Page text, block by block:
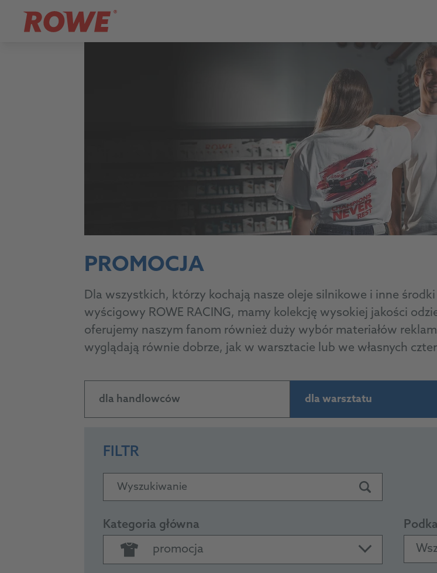
PROMOCJA
Dla wszystkich, którzy kochają nasze oleje silnikowe i inne
wyścigowy ROWE RACING, mamy kolekcję wysokiej jakości
oferujemy naszym fanom również duży wybór materiałów
wyglądają równie dobrze, jak w warsztacie lub we własnych
dla handlowców dla warsztatu
FILTR
Wyszukiwanie
Kategoria główna
promocja